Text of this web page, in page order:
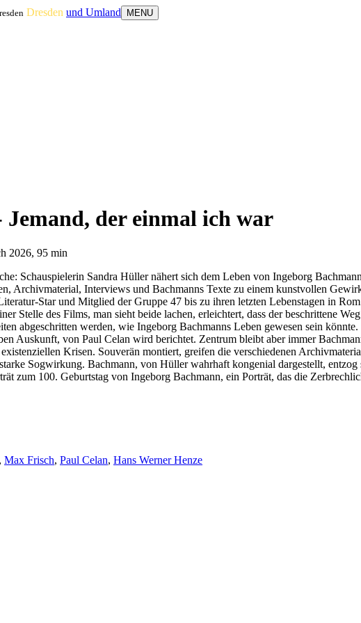
Dresden und Umland MENU
der einmal ich war
2026, 95 min
Schauspielerin Sandra Hüller nähert sich dem Leben von Ingeborg
Archivmaterial, Interviews und Bachmanns Texte zu einem kunstvollen
Star und Mitglied der Gruppe 47 bis zu ihren letzten Lebenstagen in
Stelle des Films, man sieht beide lachen, erleichtert, dass der beschrittene
abgeschritten werden, wie Ingeborg Bachmanns Leben gewesen sein
Auskunft, von Paul Celan wird berichtet. Zentrum bleibt aber immer
Krisen. Souverän montiert, greifen die verschiedenen
Sogwirkung. Bachmann, von Hüller wahrhaft kongenial dargestellt,
zum 100. Geburtstag von Ingeborg Bachmann, ein Porträt, das die
, Max Frisch, Paul Celan, Hans Werner Henze